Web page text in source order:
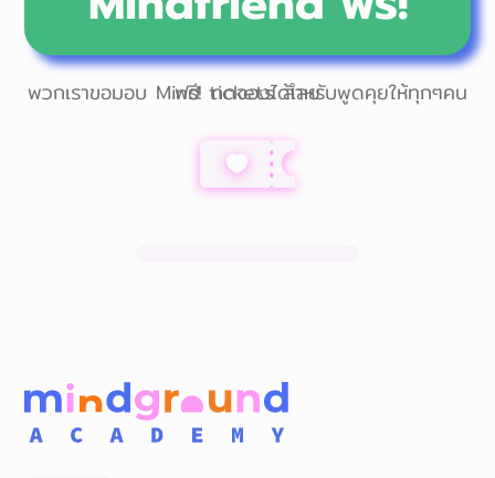
พวกเราขอมอบ Mind tickets สำหรับพูดคุยให้ทุกๆคนฟรี! กดจองได้เลย